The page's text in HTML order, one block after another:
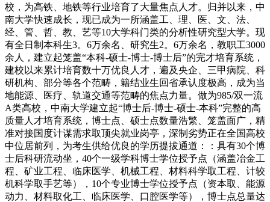
校，为高铁、地铁等行业培育了大量焦点人才。归并以来，中
南大学快速成长，现已成为一所涵盖工、理、医、文、法、
经、管、哲、教、艺等10大学科门类的分析性研究型大学。现
有全日制本科生3。6万余名、研究生2。6万余名，教职工3000
余人，建立起笼盖“本科-硕士-博士-博士后”的完才培育系统，
建校以来累计培育数十万优良人才，遍及央企、三甲病院、科
研机构、部分等各个范畴，籍结业生回省承认度极高，成为当
地能源、医疗、轨道交通等范畴的焦点力量。做为985/双一流
A类高校，中南大学建立起“博士后-博士-硕士-本科”完整的高
质量人才培育系统，博士点、硕士点数量浩繁、笼盖面广，精
准对接国度计谋需求取顶尖就业岗亭，深制劣势正在全国高校
中位居前列，为考生供给优良的学历提拔通道：：具有30个博
士后科研流动坐，40个一级学科博士学位授予点（涵盖冶金工
程、矿业工程、临床医学、机械工程、材料科学取工程、计较
机科学取手艺等），10个专业博士学位授予点（资本取、能源
动力、材料取化工、临床医学、口腔医学等），博士点总量达